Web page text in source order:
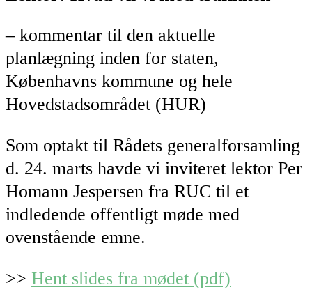
– kommentar til den aktuelle
planlægning inden for staten,
Københavns kommune og hele
Hovedstadsområdet (HUR)
Som optakt til Rådets generalforsamling
d. 24. marts havde vi inviteret lektor Per
Homann Jespersen fra RUC til et
indledende offentligt møde med
ovenstående emne.
>> Hent slides fra mødet (pdf)